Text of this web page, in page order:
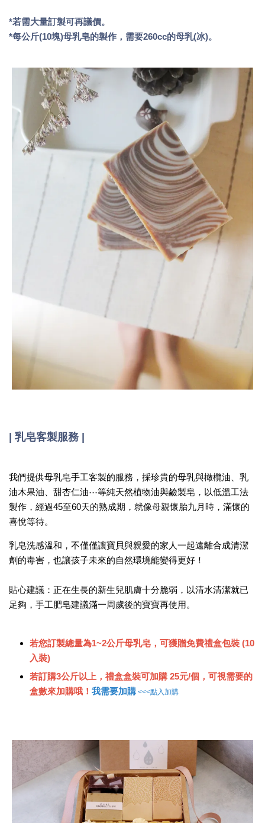
*若需大量訂製可再議價。
*每公斤(10塊)母乳皂的製作，需要260cc的母乳(冰)。
| 乳皂客製服務 |
我們提供母乳皂手工客製的服務，採珍貴的母乳與橄欖油、乳
油木果油、甜杏仁油⋯等純天然植物油與鹼製皂，以低溫工法
製作，經過45至60天的熟成期，就像母親懷胎九月時，滿懷的
喜悅等待。
乳皂洗感溫和，不僅僅讓寶貝與親愛的家人一起遠離合成清潔
劑的毒害，也讓孩子未來的自然環境能變得更好！
貼心建議：正在生長的新生兒肌膚十分脆弱，以清水清潔就已
足夠，手工肥皂建議滿一周歲後的寶寶再使用。
若您訂製總量為1~2公斤母乳皂，可獲贈免費禮盒包裝 (10
入裝)
若訂購3公斤以上，禮盒盒裝可加購 25元/個，可視需要的
盒數來加購哦！ 我需要加購 <<<點入加購